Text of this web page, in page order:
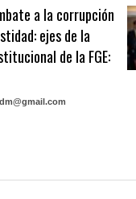
a la corrupción
ejes de la
de la FGE: